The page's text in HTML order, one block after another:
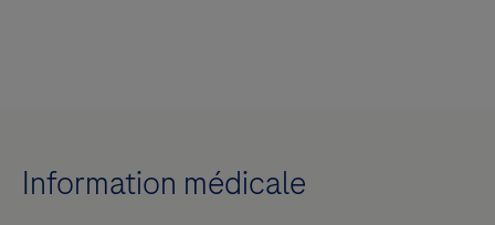
Information médicale